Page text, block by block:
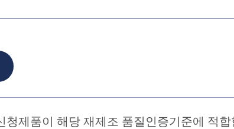
청제품이 해당 재제조 품질인증기준에 적합